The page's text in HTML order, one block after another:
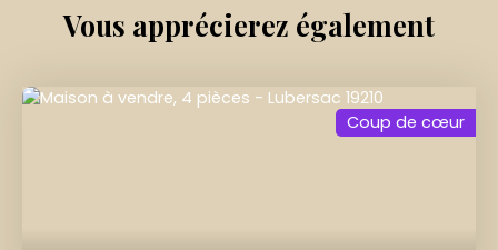
Vous apprécierez également
Coup de cœur